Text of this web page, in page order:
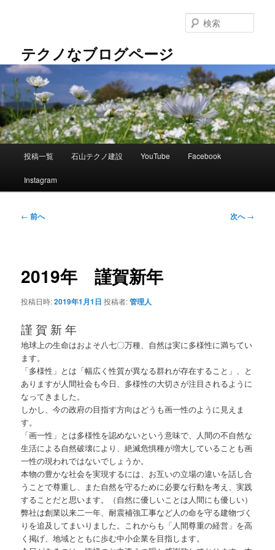
テ
ン
ツ
へ
移
動
テクノなブログページ
索
メ
投稿一覧 石山テクノ建設 YouTube Facebook
Instagram
投
ー
ョ
← 前へ 次へ→
2019年 謹賀新年
投稿日時:2019年1月1日 投稿者:管理人
謹 賀 新 年
地球上の生命はおよそ八七〇万種、自然は実に多様性に満ちてい
ます。
「多様性」とは「幅広く性質が異なる群れが存在すること」、と
ありますが人間社会も今日、多様性の大切さが注目されるように
なってきました。
しかし、今の政府の目指す方向はどうも画一性のように見えま
す。
「画一性」とは多様性を認めないという意味で、人間の不自然な
生活による自然破壊により、絶滅危惧種が増大していることも画
一性の現われではないでしょうか。
本物の豊かな社会を実現するには、お互いの立場の違いを話し合
うことで尊重し、また自然を守るために必要な行動を考え、実践
することだと思います。（自然に優しいことは人間にも優しい）
弊社は創業以来二一年、耐震補強工事など人の命を守る建物づく
りを追及してまいりました。これからも「人間尊重の経営」を高
く掲げ、地域とともに歩む中小企業を目指します。